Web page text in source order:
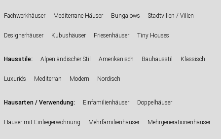
Fachwerkhäuser Mediterrane Häuser Bungalows Stadtvillen / Villen
Designerhäuser Kubushäuser Friesenhäuser Tiny Houses
Hausstile: Alpenländischer Stil Amerikanisch Bauhausstil Klassisch
Luxuriös Mediterran Modern Nordisch
Hausarten / Verwendung: Einfamilienhäuser Doppelhäuser
Häuser mit Einliegerwohnung Mehrfamilienhäuser Mehrgenerationenhäuser